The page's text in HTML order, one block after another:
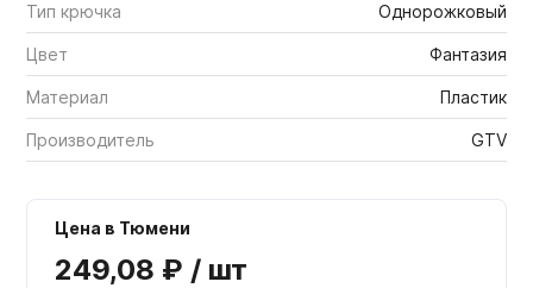
Тип крючка Однорожковый
Цвет Фантазия
Материал Пластик
Производитель GTV
Цена в Тюмени
249,08 ₽ / шт